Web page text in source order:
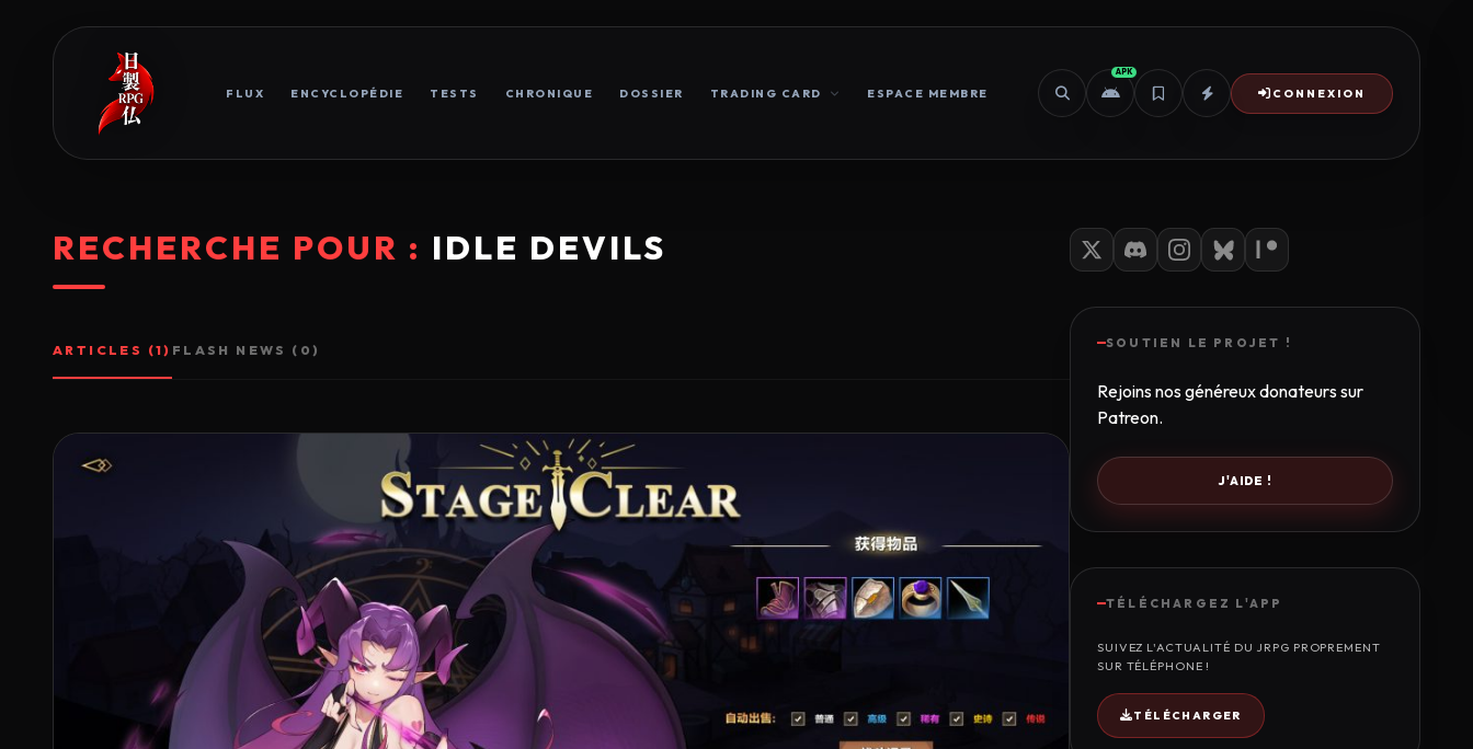
FLUX ENCYCLOPÉDIE TESTS CHRONIQUE DOSSIER TRADING CARD ESPACE MEMBRE
APK
CONNEXION
RECHERCHE POUR : IDLE DEVILS
ARTICLES (1) FLASH NEWS (0) SOUTIEN LE PROJET !
Rejoins nos généreux donateurs sur
Patreon.
J'AIDE !
TÉLÉCHARGEZ L'APP
SUIVEZ L'ACTUALITÉ DU JRPG PROPREMENT
SUR TÉLÉPHONE !
TÉLÉCHARGER